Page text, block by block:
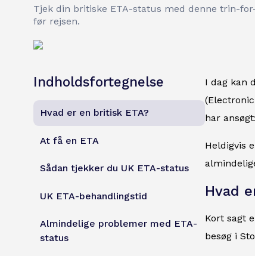
Tjek din britiske ETA-status med denne trin-
før rejsen.
Indholdsfortegnelse
Hvad er en britisk ETA?
At få en ETA
Sådan tjekker du UK ETA-status
UK ETA-behandlingstid
Almindelige problemer med ETA-
status
I dag kan
har
Heldigvis
Hvad
Kort sagt
besøg i